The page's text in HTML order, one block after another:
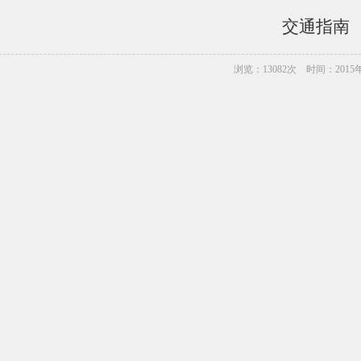
交通指南
浏览：13082次 时间：2015